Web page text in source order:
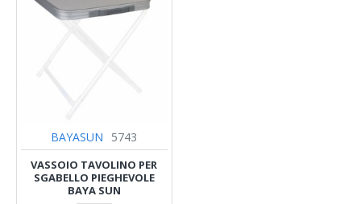
BAYASUN 5743
VASSOIO TAVOLINO PER
SGABELLO PIEGHEVOLE
BAYA SUN